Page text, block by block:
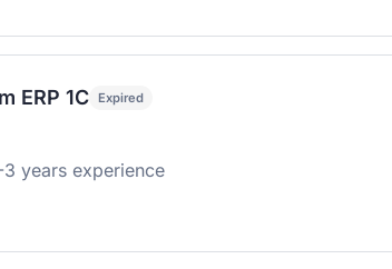
ERP 1C Expired
years experience